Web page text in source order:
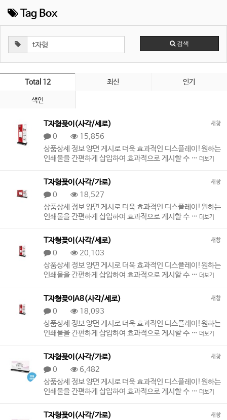
Tag Box
검색
Total 12 최신 인기
색인
새창
T자형꽂이(사각/세로)
0
15,856
상품상세 정보 양면 게시로 더욱 효과적인 디스플레이!원하는
인쇄물을 간편하게 삽입하여 효과적으로 게시할 수 … 더보기
새창
T자형꽂이(사각/가로)
0
18,527
상품상세 정보 양면 게시로 더욱 효과적인 디스플레이!원하는
인쇄물을 간편하게 삽입하여 효과적으로 게시할 수 … 더보기
새창
T자형꽂이(사각/세로)
0
20,103
상품상세 정보 양면 게시로 더욱 효과적인 디스플레이!원하는
인쇄물을 간편하게 삽입하여 효과적으로 게시할 수 … 더보기
새창
T자형꽂이A8(사각/세로)
0
18,093
상품상세 정보 양면 게시로 더욱 효과적인 디스플레이!원하는
인쇄물을 간편하게 삽입하여 효과적으로 게시할 수 … 더보기
새창
T자형꽂이(사각/가로)
0
6,482
상품상세 정보 양면 게시로 더욱 효과적인 디스플레이!원하는
인쇄물을 간편하게 삽입하여 효과적으로 게시할 수 … 더보기
새창
T자형꽂이(사각/가로)